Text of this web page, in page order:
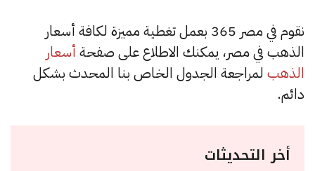
نقوم في مصر 365 بعمل تغطية مميزة لكافة أسعار
الذهب في مصر، يمكنك الاطلاع على صفحة أسعار
الذهب لمراجعة الجدول الخاص بنا المحدث بشكل
دائم.
أخر التحديثات